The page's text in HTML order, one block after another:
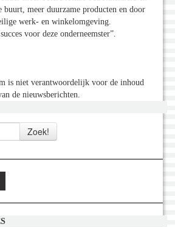
buurt, meer duurzame producten en door
werk- en winkelomgeving.
voor deze onderneemster”.
is niet verantwoordelijk voor de inhoud
de nieuwsberichten.